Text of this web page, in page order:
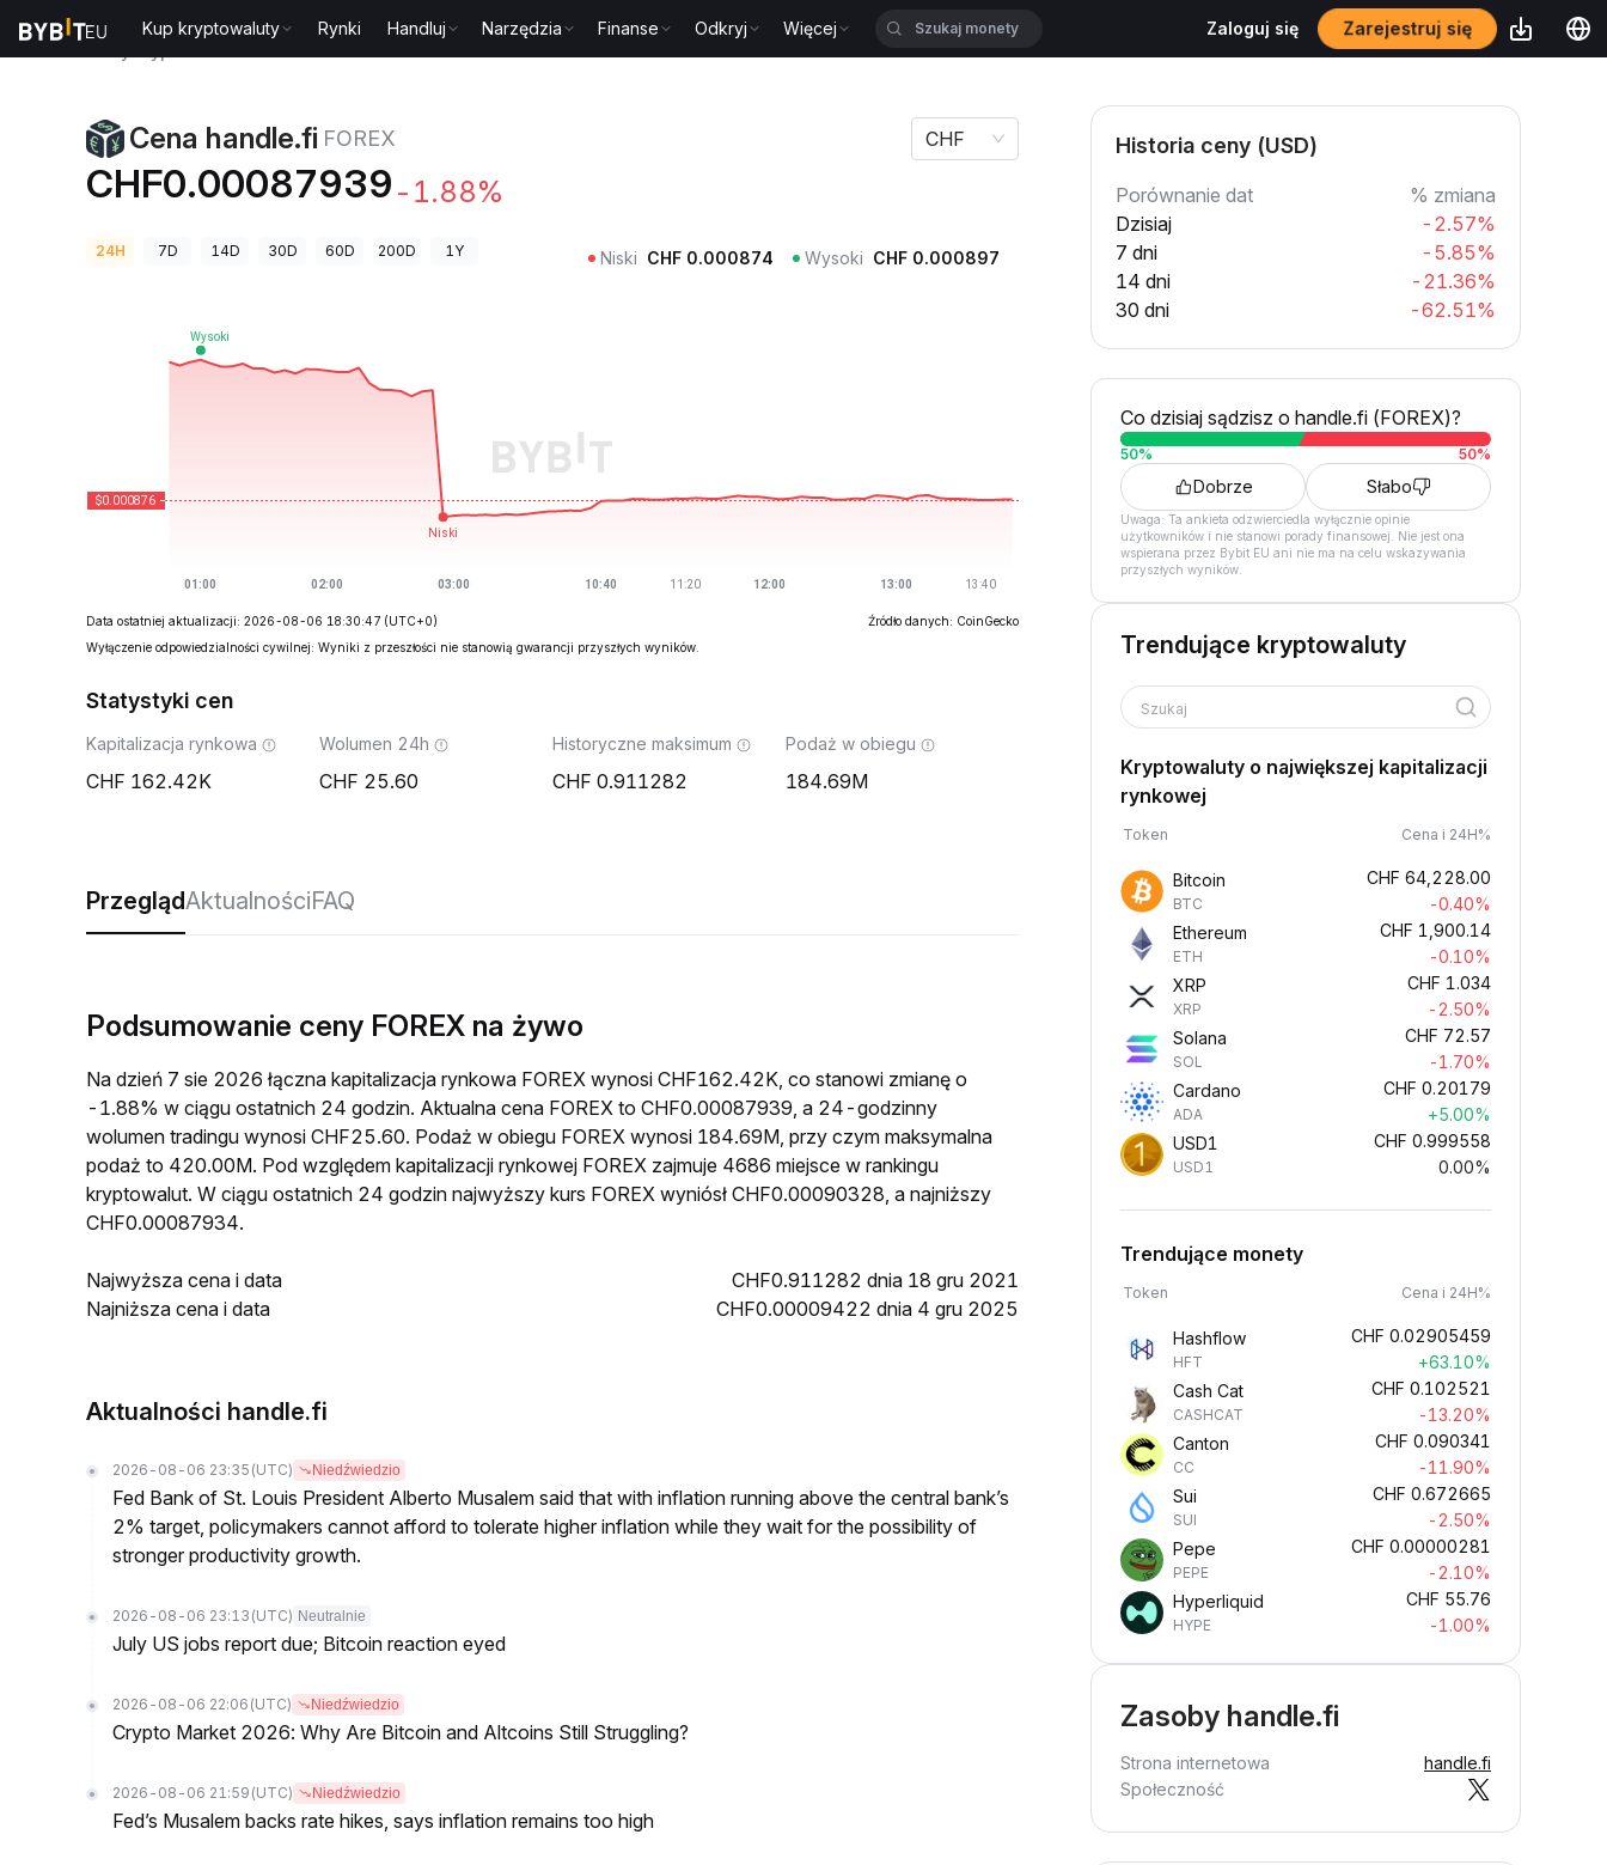
Kup kryptowaluty Rynki Handluj Narzędzia Finanse Odkryj Więcej Zaloguj się Zarejestruj się
Cena handle.fi FOREX
CHF0.00087939 -1.88%
CHF
24H 7D 14D 30D 60D 200D 1Y Niski CHF 0.000874 Wysoki CHF 0.000897
Data ostatniej aktualizacji: 2026-08-06 18:30:47 (UTC+0)
Źródło danych: CoinGecko
Wyłączenie odpowiedzialności cywilnej: Wyniki z przeszłości nie stanowią gwarancji przyszłych wyników.
Statystyki cen
Kapitalizacja rynkowa
162.42K
Wolumen 24h
25.60
Historyczne maksimum
0.911282
Podaż w obiegu
184.69M
PrzeglądAktualnościFAQ
Podsumowanie ceny FOREX na żywo
Na dzień 7 sie 2026 łączna kapitalizacja rynkowa FOREX wynosi CHF162.42K, co stanowi zmianę o
-1.88% w ciągu ostatnich 24 godzin. Aktualna cena FOREX to CHF0.00087939, a 24-godzinny
wolumen tradingu wynosi CHF25.60. Podaż w obiegu FOREX wynosi 184.69M, przy czym maksymalna
podaż to 420.00M. Pod względem kapitalizacji rynkowej FOREX zajmuje 4686 miejsce w rankingu
kryptowalut. W ciągu ostatnich 24 godzin najwyższy kurs FOREX wyniósł CHF0.00090328, a najniższy
CHF0.00087934.
Najwyższa cena i data
CHF0.911282 dnia 18 gru 2021
Najniższa cena i data
CHF0.00009422 dnia 4 gru 2025
Aktualności handle.fi
2026-08-06 23:35 (UTC) Niedźwiedzio
Fed Bank of St. Louis President Alberto Musalem said that with inflation running above the central bank’s
2% target, policymakers cannot afford to tolerate higher inflation while they wait for the possibility of
stronger productivity growth.
2026-08-06 23:13 (UTC) Neutralnie
July US jobs report due; Bitcoin reaction eyed
2026-08-06 22:06 (UTC) Niedźwiedzio
Crypto Market 2026: Why Are Bitcoin and Altcoins Still Struggling?
2026-08-06 21:59 (UTC) Niedźwiedzio
Fed’s Musalem backs rate hikes, says inflation remains too high
Historia ceny (USD)
Porównanie dat
% zmiana
Dzisiaj
-2.57%
7 dni
-5.85%
14 dni
-21.36%
30 dni
-62.51%
Co dzisiaj sądzisz o handle.fi (FOREX)?
50% 50%
Dobrze Słabo
Uwaga: Ta ankieta odzwierciedla wyłącznie opinie
użytkowników i nie stanowi porady finansowej. Nie jest ona
wspierana przez Bybit EU ani nie ma na celu wskazywania
przyszłych wyników.
Trendujące kryptowaluty
Szukaj
Kryptowaluty o największej kapitalizacji
rynkowej
Token Cena i 24H%
Bitcoin
BTC
CHF 64,228.00
-0.40%
Ethereum
ETH
CHF 1,900.14
-0.10%
XRP
XRP
CHF 1.034
-2.50%
Solana
SOL
CHF 72.57
-1.70%
Cardano
ADA
CHF 0.20179
+5.00%
USD1
USD1
CHF 0.999558
0.00%
Trendujące monety
Token Cena i 24H%
Hashflow
HFT
CHF 0.02905459
+63.10%
Cash Cat
CASHCAT
CHF 0.102521
-13.20%
Canton
CC
CHF 0.090341
-11.90%
Sui
SUI
CHF 0.672665
-2.50%
Pepe
PEPE
CHF 0.00000281
-2.10%
Hyperliquid
HYPE
CHF 55.76
-1.00%
Zasoby handle.fi
Strona internetowa
handle.fi
Społeczność